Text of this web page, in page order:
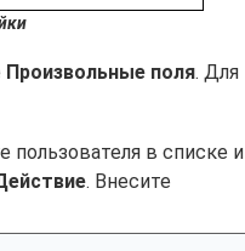
Произвольные поля. Для
пользователя в списке и
. Внесите